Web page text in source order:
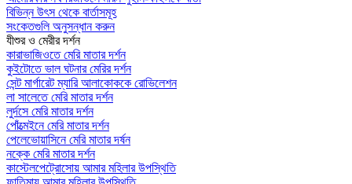
বিভিন্ন উৎস থেকে বার্তাসমূহ
সংকেতগুলি অনুসন্ধান করুন
যীশুর ও মেরীর দর্শন
কারাভাজিওতে মেরি মাতার দর্শন
কুইটোতে ভাল ঘটনার মেরির দর্শন
সেন্ট মার্গারেট ম্যারি আলাকোককে রোভিলেশন
লা সালেতে মেরি মাতার দর্শন
লুর্দসে মেরি মাতার দর্শন
পোঁত্মেইনে মেরি মাতার দর্শন
পেলেভোয়াসিনে মেরি মাতার দর্ষন
নক্কে মেরি মাতার দর্শন
কাস্টেলপেট্রোসোয় আমার মহিলার উপস্থিতি